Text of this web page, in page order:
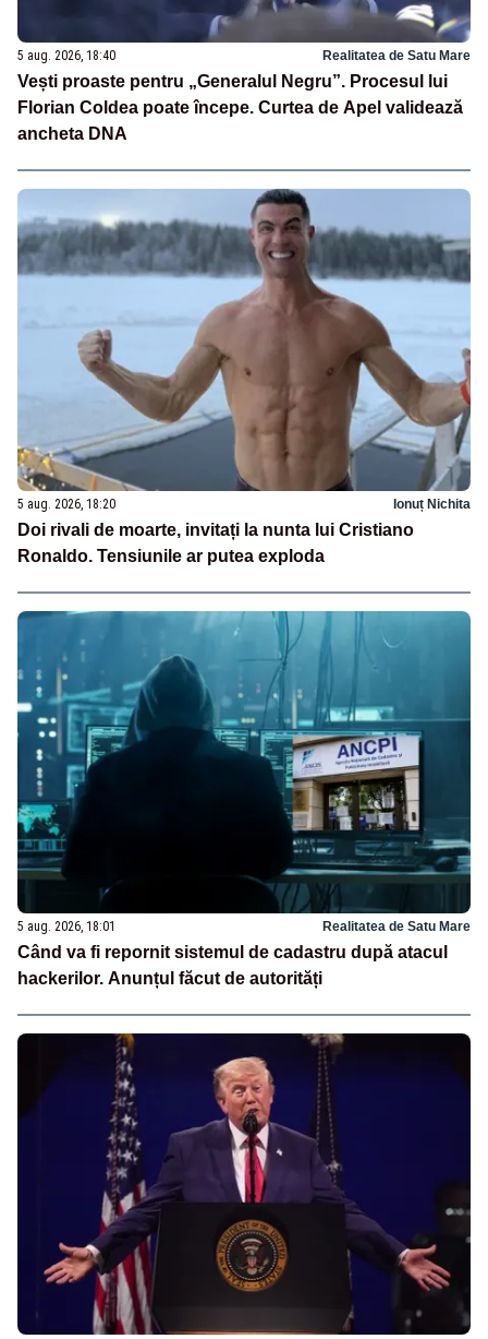
5 aug. 2026, 18:40 Realitatea de Satu Mare
Vești proaste pentru „Generalul Negru”. Procesul lui
Florian Coldea poate începe. Curtea de Apel validează
ancheta DNA
5 aug. 2026, 18:20 Ionuț Nichita
Doi rivali de moarte, invitați la nunta lui Cristiano
Ronaldo. Tensiunile ar putea exploda
5 aug. 2026, 18:01 Realitatea de Satu Mare
Când va fi repornit sistemul de cadastru după atacul
hackerilor. Anunțul făcut de autorități